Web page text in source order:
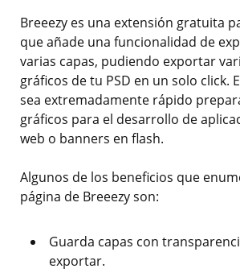
Breeezy es una extensión gratuita
que añade una funcionalidad de
varias capas, pudiendo exportar
gráficos de tu PSD en un solo click.
sea extremadamente rápido
gráficos para el desarrollo de
web o banners en flash.
Algunos de los beneficios que
página de Breeezy son:
Guarda capas con
exportar.